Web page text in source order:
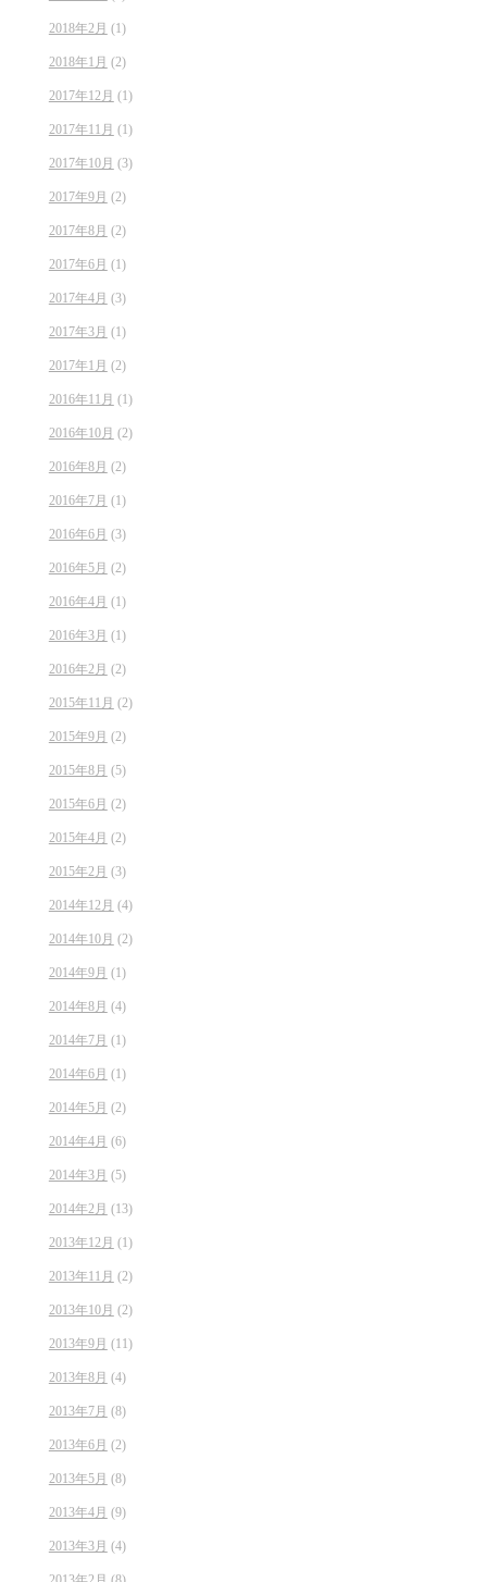
2018年2月 (1)
2018年1月 (2)
2017年12月 (1)
2017年11月 (1)
2017年10月 (3)
2017年9月 (2)
2017年8月 (2)
2017年6月 (1)
2017年4月 (3)
2017年3月 (1)
2017年1月 (2)
2016年11月 (1)
2016年10月 (2)
2016年8月 (2)
2016年7月 (1)
2016年6月 (3)
2016年5月 (2)
2016年4月 (1)
2016年3月 (1)
2016年2月 (2)
2015年11月 (2)
2015年9月 (2)
2015年8月 (5)
2015年6月 (2)
2015年4月 (2)
2015年2月 (3)
2014年12月 (4)
2014年10月 (2)
2014年9月 (1)
2014年8月 (4)
2014年7月 (1)
2014年6月 (1)
2014年5月 (2)
2014年4月 (6)
2014年3月 (5)
2014年2月 (13)
2013年12月 (1)
2013年11月 (2)
2013年10月 (2)
2013年9月 (11)
2013年8月 (4)
2013年7月 (8)
2013年6月 (2)
2013年5月 (8)
2013年4月 (9)
2013年3月 (4)